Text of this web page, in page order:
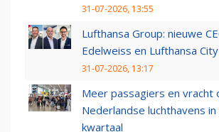
31-07-2026, 13:55
Lufthansa Group: nieuwe
Edelweiss en Lufthansa
31-07-2026, 13:17
Meer passagiers en vracht
Nederlandse luchthavens
kwartaal